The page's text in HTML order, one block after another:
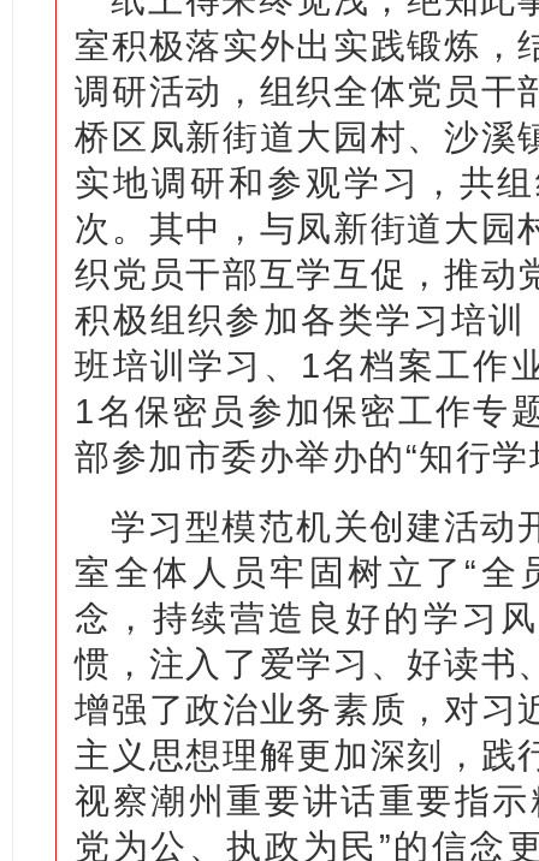
室积极落实外出实践锻炼，
调研活动，组织全体党员干
桥区凤新街道大园村、沙溪
实地调研和参观学习，共
次。其中，与凤新街道大园
织党员干部互学互促，推动
积极组织参加各类学习培
班培训学习、1名档案工作
1名保密员参加保密工作专
部参加市委办举办的“知行
学习型模范机关创建活动
室全体人员牢固树立了“全
念，持续营造良好的学习
惯，注入了爱学习、好读书
增强了政治业务素质，对习
主义思想理解更加深刻，践
视察潮州重要讲话重要指
党为公、执政为民”的信念